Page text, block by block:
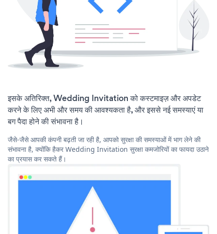
इसके अतिरिक्त, Wedding Invitation को कस्टमाइज़ और अपडेट
करने के लिए अभी और समय की आवश्यकता है, और इससे नई समस्याएं या
बग पैदा होने की संभावना है।
जैसे-जैसे आपकी कंपनी बढ़ती जा रही है, आपको सुरक्षा की समस्याओं में भाग लेने की
संभावना है, क्योंकि हैकर Wedding Invitation सुरक्षा कमजोरियों का फायदा उठाने
का प्रयास कर सकते हैं।